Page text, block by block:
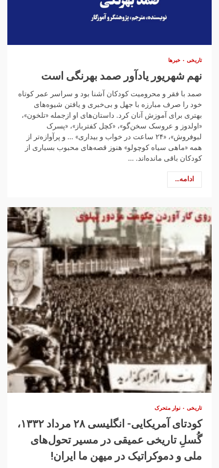
تاریخی خبرها
نهم شهریور یادآور صمد بهرنگی است
صمد با فقر و محرومیت کودکان آشنا بود و سراسر عمر کوتاه
خود را صرف مبارزه با جهل و بی‌خبری و یافتن شیوه‌های
بهتری برای آموزش آنان کرد. داستان‌های او ازجمله «تلخون»،
«اولدوز و عروسک سخن‌گو»، «کچل کفترباز»، «پسرک
لبوفروش»، «۲۴ ساعت در خواب و بیداری» ... و پرآوازه‌تر از
همه «ماهی سیاه کوچولو» هنوز قصه‌های محبوب بسیاری از
کودکان باقی مانده‌اند. ...
ادامه...
تاریخی نوار متحرک
کودتای آمریکایی- انگلیسی ۲۸ مرداد ۱۳۳۲،
گُسلِ تاریخی‌ عمیقی در مسیر تحول‌های
ملی و دموکراتیک در میهن ما ایران!